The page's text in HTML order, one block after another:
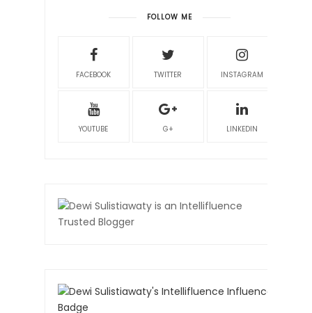
FOLLOW ME
FACEBOOK TWITTER INSTAGRAM
YOUTUBE G+ LINKEDIN